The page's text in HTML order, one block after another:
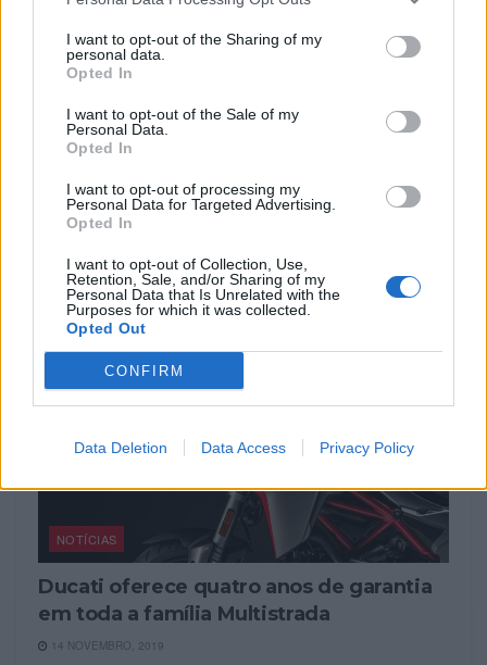
I want to opt-out of the Sharing of my
personal data.
Opted In
I want to opt-out of the Sale of my
Personal Data.
Opted In
I want to opt-out of processing my
Personal Data for Targeted Advertising.
Opted In
I want to opt-out of Collection, Use,
Retention, Sale, and/or Sharing of my
Personal Data that Is Unrelated with the
Purposes for which it was collected.
Opted Out
CONFIRM
Data Deletion Data Access Privacy Policy
Ducati Multistrada 1260 Enduro
categoria
4 SETEMBRO, 2020
NOTÍCIAS
Ducati oferece quatro anos de garantia
em toda a família Multistrada
14 NOVEMBRO, 2019